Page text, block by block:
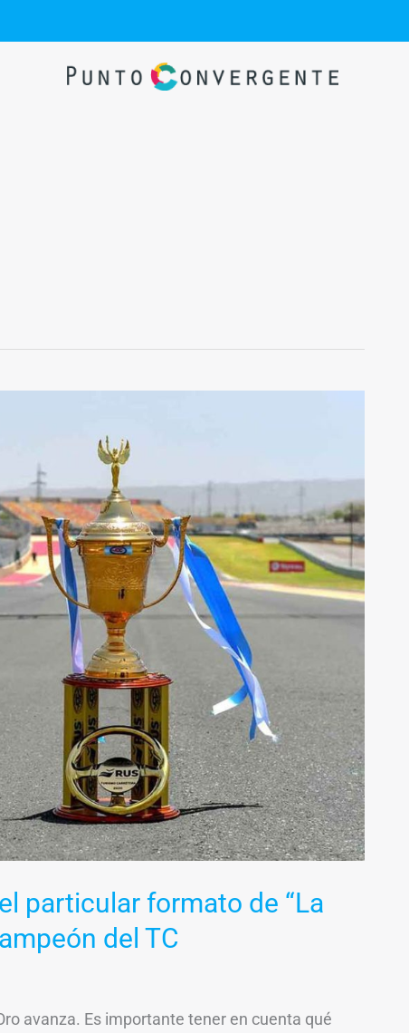
particular formato de “La
del TC
avanza. Es importante tener en cuenta qué